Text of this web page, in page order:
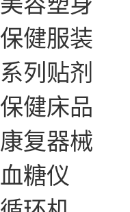
保健服装
系列贴剂
保健床品
康复器械
血糖仪